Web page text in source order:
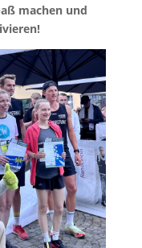
machen und